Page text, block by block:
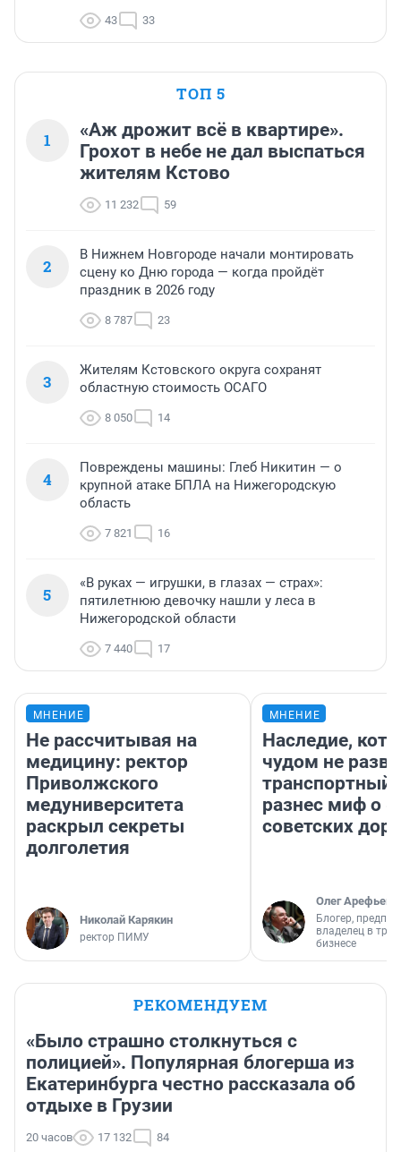
43 33
ТОП 5
1
«Аж дрожит всё в квартире».
Грохот в небе не дал выспаться
жителям Кстово
11 232 59
2
В Нижнем Новгороде начали монтировать
сцену ко Дню города — когда пройдёт
праздник в 2026 году
8 787 23
3
Жителям Кстовского округа сохранят
областную стоимость ОСАГО
8 050 14
4
Повреждены машины: Глеб Никитин — о
крупной атаке БПЛА на Нижегородскую
область
7 821 16
5
«В руках — игрушки, в глазах — страх»:
пятилетнюю девочку нашли у леса в
Нижегородской области
7 440 17
МНЕНИЕ
Не рассчитывая на
медицину: ректор
Приволжского
медуниверситета
раскрыл секреты
долголетия
Николай Карякин
ректор ПИМУ
МНЕНИЕ
Наследие,
чудом не
транспортный
разнес миф о
советских
Олег Арефьев
Блогер,
владелец в
бизнесе
РЕКОМЕНДУЕМ
«Было страшно столкнуться с
полицией». Популярная блогерша из
Екатеринбурга честно рассказала об
отдыхе в Грузии
20 часов 17 132 84